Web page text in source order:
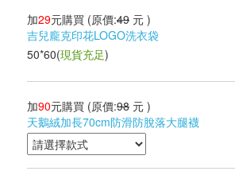
加29元購買 (原價:49 元 )
吉兒龐克印花LOGO洗衣袋
50*60(現貨充足)
加90元購買 (原價:98 元 )
天鵝絨加長70cm防滑防脫落大腿襪